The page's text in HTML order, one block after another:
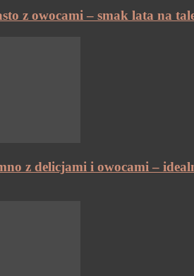
z owocami – smak lata na
z delicjami i owocami –